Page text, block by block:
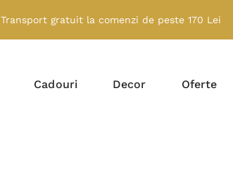
Transport gratuit la comenzi de peste 170 Lei
Cadouri Decor Oferte